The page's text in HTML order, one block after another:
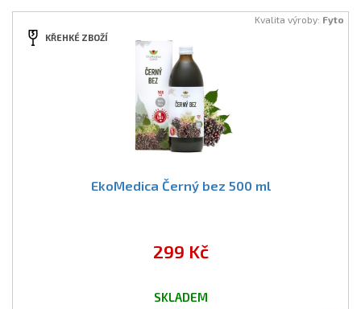
Kvalita výroby: Fyto
KŘEHKÉ ZBOŽÍ
EkoMedica Černý bez 500 ml
299 Kč
SKLADEM